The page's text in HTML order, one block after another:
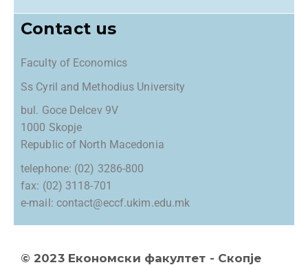
Contact us
Faculty of Economics
Ss Cyril and Methodius University
bul. Goce Delcev 9V
1000 Skopje
Republic of North Macedonia
telephone: (02) 3286-800
fax: (02) 3118-701
e-mail: contact@eccf.ukim.edu.mk
© 2023 Економски факултет - Скопје